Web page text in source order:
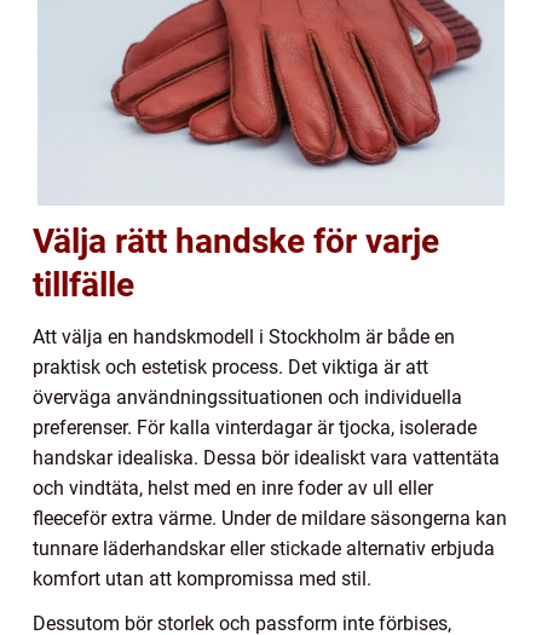
Välja rätt handske för varje
tillfälle
Att välja en handskmodell i Stockholm är både en
praktisk och estetisk process. Det viktiga är att
överväga användningssituationen och individuella
preferenser. För kalla vinterdagar är tjocka, isolerade
handskar idealiska. Dessa bör idealiskt vara vattentäta
och vindtäta, helst med en inre foder av ull eller
fleeceför extra värme. Under de mildare säsongerna kan
tunnare läderhandskar eller stickade alternativ erbjuda
komfort utan att kompromissa med stil.
Dessutom bör storlek och passform inte förbises,